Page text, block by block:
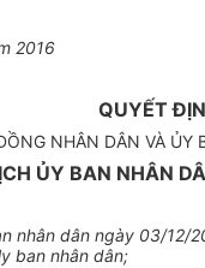
2016
QUYẾT
NHÂN DÂN VÀ
ỦY BAN NHÂN
nhân dân ngày 03/12/
ban nhân dân;